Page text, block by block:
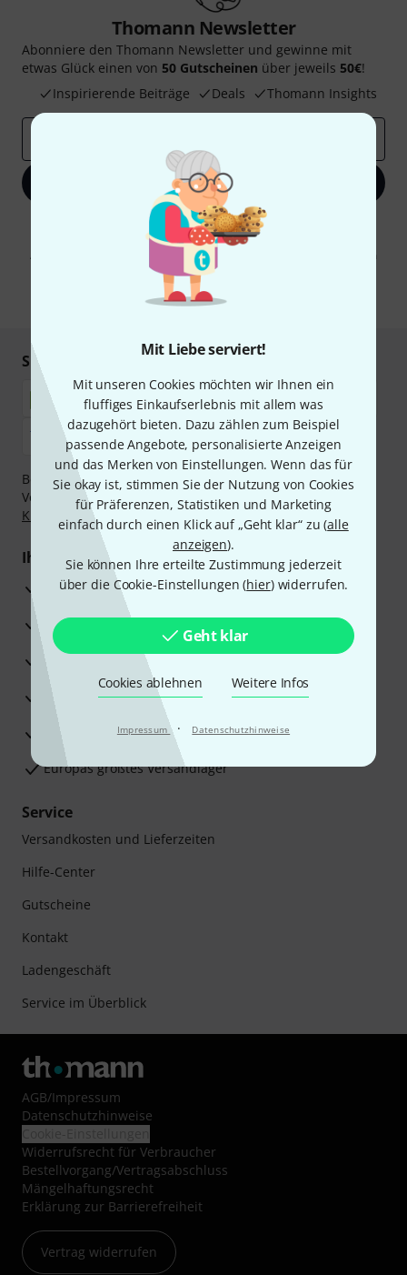
Mit Liebe serviert!
Mit unseren Cookies möchten wir Ihnen ein
fluffiges Einkaufserlebnis mit allem was
dazugehört bieten. Dazu zählen zum Beispiel
passende Angebote, personalisierte Anzeigen
und das Merken von Einstellungen. Wenn das für
Sie okay ist, stimmen Sie der Nutzung von Cookies
für Präferenzen, Statistiken und Marketing
einfach durch einen Klick auf „Geht klar“ zu (alle
anzeigen).
Sie können Ihre erteilte Zustimmung jederzeit
über die Cookie-Einstellungen (hier) widerrufen.
Geht klar
Cookies ablehnen Weitere Infos
Impressum · Datenschutzhinweise
Thomann Newsletter
Abonniere den Thomann Newsletter und gewinne mit
etwas Glück einen von 50 Gutscheinen über jeweils 50€!
Inspirierende Beiträge
Deals Thomann Insights
Jetzt anmelden
Mit Klick auf „Jetzt anmelden“ stimmen Sie dem Erhalt von E-Mail-
Werbung und einer Messung des E-Mail-Nutzungsverhaltens zu. Die
Abmeldung ist jederzeit möglich. Weitere Informationen finden Sie in
unseren
Datenschutzhinweisen
* Pflichtfeld
Sicher einkaufen & bezahlen
Bezahlen Sie vertraulich und sicher per Nachnahme,
Vorkasse, PayPal, Amazon Pay, Klarna Sofort bezahlen
Klarna Ratenzahlungoder Kreditkarte.
Ihre Vorteile
3 Jahre Thomann Garantie
30 Tage Money-Back-Garantie
Reparaturservice
Beratung durch Fachexperten
Zufriedenheitsgarantie
Europas größtes Versandlager
Service
Versandkosten und Lieferzeiten
Hilfe-Center
Gutscheine
Kontakt
Ladengeschäft
Service im Überblick
AGB/Impressum
Datenschutzhinweise
Widerrufsrecht für Verbraucher
Bestellvorgang/Vertragsabschluss
Mängelhaftungsrecht
Erklärung zur Barrierefreiheit
Vertrag widerrufen